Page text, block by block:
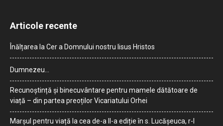
Articole recente
Înălțarea la Cer a Domnului nostru Iisus Hristos
Dumnezeu…
Recunoștință și binecuvântare pentru mamele dătătoare de
viață – din partea preoților Vicariatului Orhei
Marșul pentru viață la cea de-a II-a ediție în s. Lucășeuca, r-l